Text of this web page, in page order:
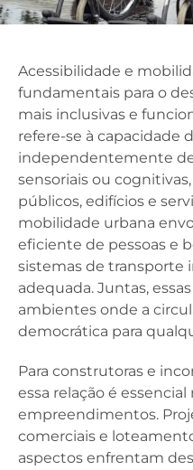
Acessibilidade e
fundamentais para o
mais inclusivas e
refere-se à capacidade
independentemente
sensoriais ou
públicos, edifícios e
mobilidade urbana
eficiente de pessoas e
sistemas de transporte
adequada. Juntas,
ambientes onde a
democrática para
Para construtoras e
essa relação é
empreendimentos.
comerciais e
aspectos enfrentam